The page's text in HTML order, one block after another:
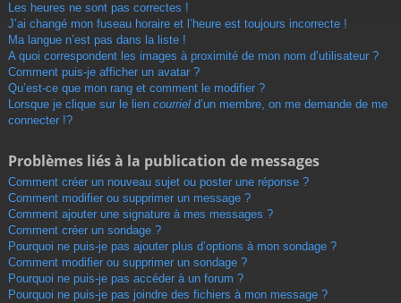
Les heures ne sont pas correctes !
J’ai changé mon fuseau horaire et l’heure est toujours incorrecte !
Ma langue n’est pas dans la liste !
A quoi correspondent les images à proximité de mon nom d’utilisateur ?
Comment puis-je afficher un avatar ?
Qu’est-ce que mon rang et comment le modifier ?
Lorsque je clique sur le lien courriel d’un membre, on me demande de me
connecter !?
Problèmes liés à la publication de messages
Comment créer un nouveau sujet ou poster une réponse ?
Comment modifier ou supprimer un message ?
Comment ajouter une signature à mes messages ?
Comment créer un sondage ?
Pourquoi ne puis-je pas ajouter plus d’options à mon sondage ?
Comment modifier ou supprimer un sondage ?
Pourquoi ne puis-je pas accéder à un forum ?
Pourquoi ne puis-je pas joindre des fichiers à mon message ?